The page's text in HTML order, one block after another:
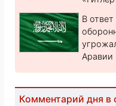
В
Аравии
Комментарий дня в